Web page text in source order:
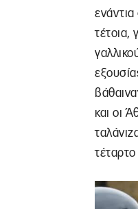
τέτοια,
και οι